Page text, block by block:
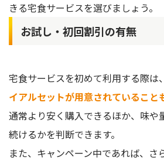
きる宅食サービスを選びましょう。
お試し・初回割引の有無
宅食サービスを初めて利用する際は、
イアルセットが用意されていること
通常より安く購入できるほか、味や
続けるかを判断できます。
また、キャンペーン中であれば、さ